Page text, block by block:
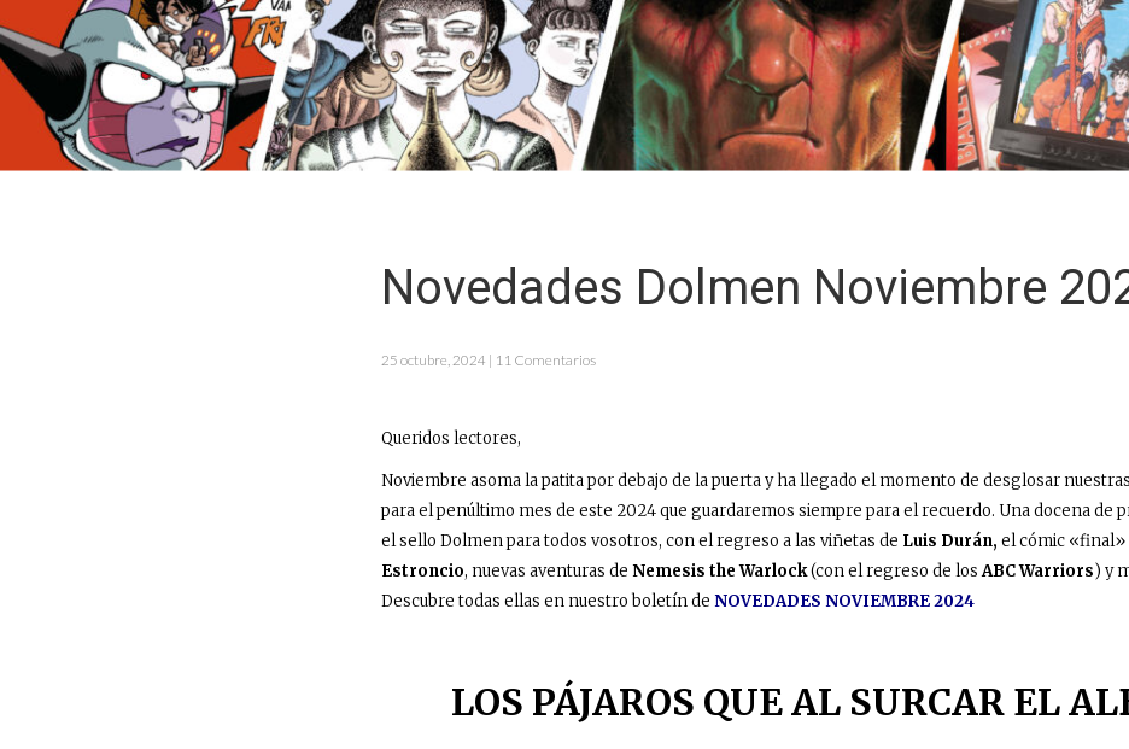
Novedades Dolmen Noviembre
25 octubre, 2024 | 11 Comentarios
Queridos lectores,
Noviembre asoma la patita por debajo de la puerta y ha llegado el momento de desglosar
para el penúltimo mes de este 2024 que guardaremos siempre para el recuerdo. Una docena de
el sello Dolmen para todos vosotros, con el regreso a las viñetas de Luis Durán, el cómic «final»
Estroncio, nuevas aventuras de Nemesis the Warlock(con el regreso de losABC Warriors) y
Descubre todas ellas en nuestro boletín de NOVEDADES NOVIEMBRE 2024
LOS PÁJAROS QUE AL SURCAR EL